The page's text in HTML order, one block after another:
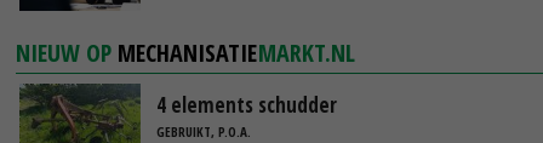
NIEUW OP MECHANISATIEMARKT.NL
4 elements schudder
GEBRUIKT, P.O.A.